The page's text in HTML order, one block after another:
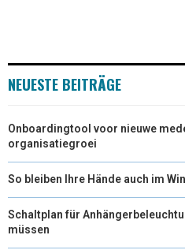
NEUESTE BEITRÄGE
Onboardingtool voor nieuwe
organisatiegroei
So bleiben Ihre Hände auch im
Schaltplan für
müssen